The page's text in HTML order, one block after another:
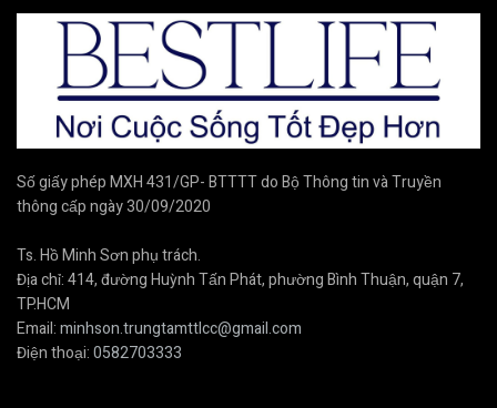
Số giấy phép MXH 431/GP- BTTTT do Bộ Thông tin và Truyền
thông cấp ngày 30/09/2020
Ts. Hồ Minh Sơn phụ trách.
Địa chỉ: 414, đường Huỳnh Tấn Phát, phường Bình Thuận, quận 7,
TP.HCM
Email:minhson.trungtamttlcc@gmail.com
Điện thoại:0582703333